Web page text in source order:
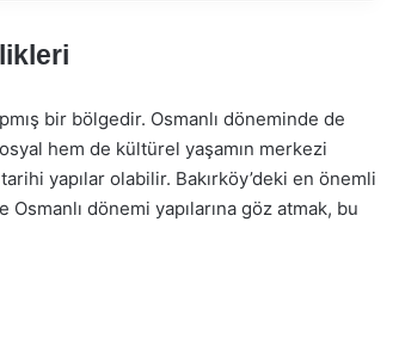
bir bölgedir. Osmanlı döneminde de
hem de kültürel yaşamın merkezi
yapılar olabilir. Bakırköy’deki en önemli
dönemi yapılarına göz atmak, bu